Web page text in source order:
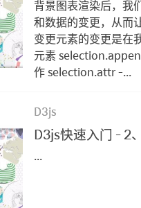
背景图表渲染后，我
和数据的变更，从而
变更元素的变更是在
元素
作 selection.attr -...
D3js
D3js快速入门 - 2
...